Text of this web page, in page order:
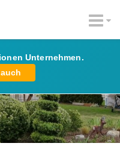
Unternehmen.